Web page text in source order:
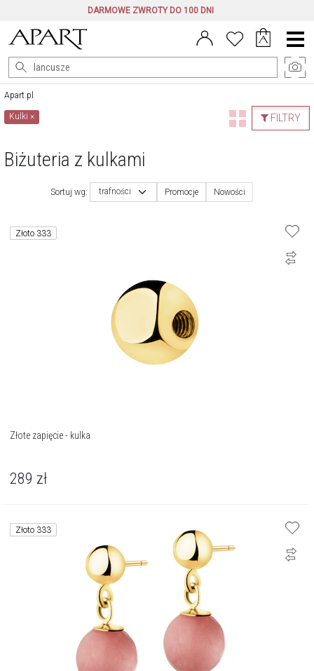
DARMOWE ZWROTY DO 100 DNI
Menu
główne
Apart.pl
FILTRY
Kulki×
Biżuteria z kulkami
Sortuj wg: trafności Promocje Nowości
Złoto 333
Złote zapięcie - kulka
289 zł
Złoto 333